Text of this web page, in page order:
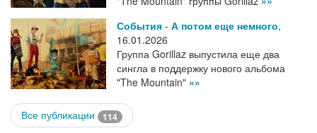
События - А потом еще немного,
16.01.2026
Группа Gorillaz выпустила еще два
сингла в поддержку нового альбома
"The Mountain" »»
Все публикации 114